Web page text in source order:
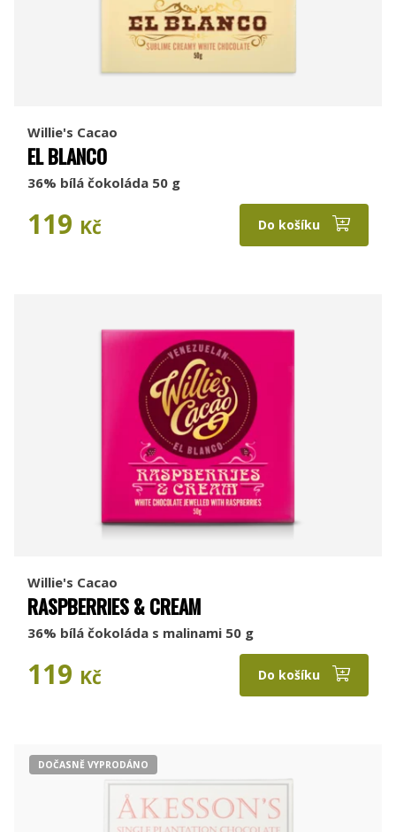
Willie's Cacao
EL BLANCO
36% bílá čokoláda 50 g
119 Kč Do košíku
Willie's Cacao
RASPBERRIES & CREAM
36% bílá čokoláda s malinami 50 g
119 Kč Do košíku
DOČASNĚ VYPRODÁNO